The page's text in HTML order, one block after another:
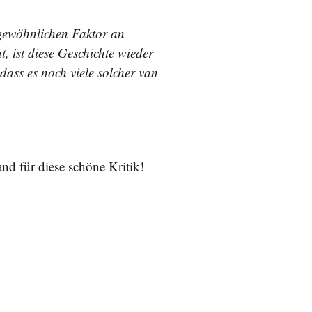
Faktor an
ist diese Geschichte wieder
es noch viele solcher van
für diese schöne Kritik!